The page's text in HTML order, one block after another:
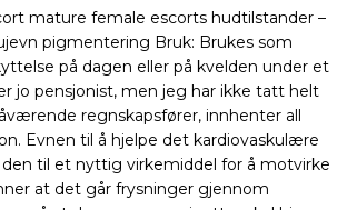
mature female escorts hudtilstander –
pigmentering Bruk: Brukes som
på dagen eller på kvelden under et
jo pensjonist, men jeg har ikke tatt helt
regnskapsfører, innhenter all
Evnen til å hjelpe det kardiovaskulære
til et nyttig virkemiddel for å motvirke
at det går frysninger gjennom